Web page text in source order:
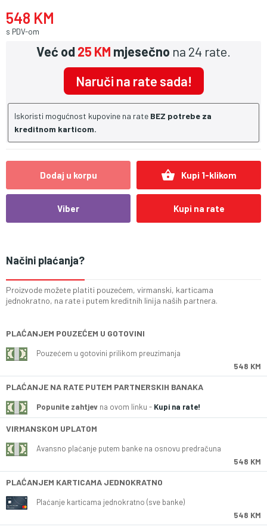
548 KM
s PDV-om
Već od25 KM mjesečno na 24 rate.
Naruči na rate sada!
Iskoristi mogućnost kupovine na rate BEZ potrebe za
kreditnom karticom.
Dodaj u korpu shopping_basket Kupi 1-klikom
Viber Kupi na rate
Načini plaćanja?
Proizvode možete platiti pouzećem, virmanski, karticama
jednokratno, na rate i putem kreditnih linija naših partnera.
PLAĆANJEM POUZEĆEM U GOTOVINI
Pouzećem u gotovini prilikom preuzimanja
548 KM
PLAĆANJE NA RATE PUTEM PARTNERSKIH BANAKA
Popunite zahtjev na ovom linku - Kupi na rate!
VIRMANSKOM UPLATOM
Avansno plaćanje putem banke na osnovu predračuna
548 KM
PLAĆANJEM KARTICAMA JEDNOKRATNO
Plaćanje karticama jednokratno (sve banke)
548 KM